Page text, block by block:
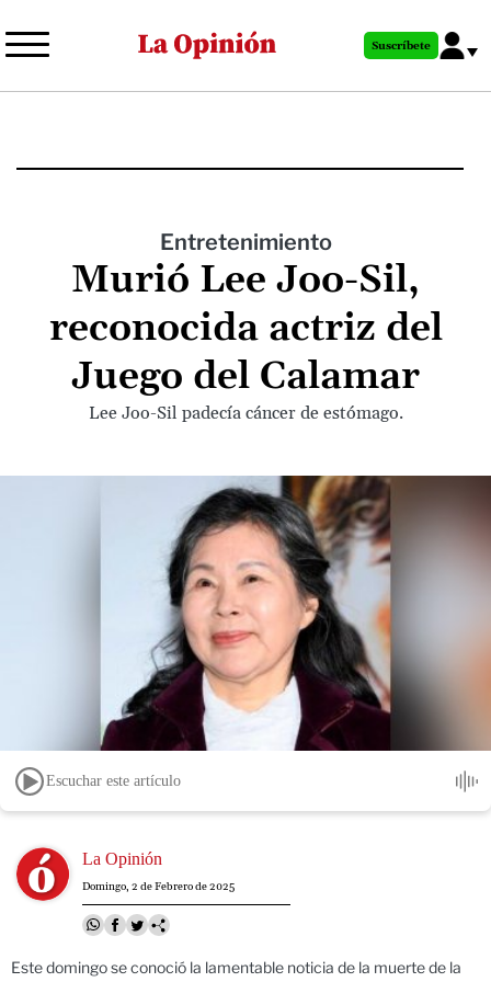
al
principal
Suscríbete
Entretenimiento
Murió Lee Joo-Sil,
reconocida actriz del
Juego del Calamar
Lee Joo-Sil padecía cáncer de estómago.
Escuchar este artículo
Image La Opinión
Domingo, 2 de Febrero de 2025
Este domingo se conoció la lamentable noticia de la muerte de la